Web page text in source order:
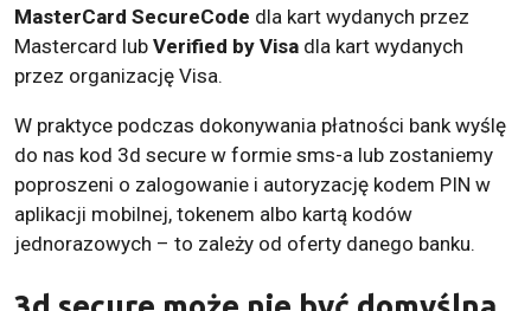
MasterCard SecureCode dla kart wydanych przez
Mastercard lub Verified by Visa dla kart wydanych
przez organizację Visa.
W praktyce podczas dokonywania płatności bank wyślę
do nas kod 3d secure w formie sms-a lub zostaniemy
poproszeni o zalogowanie i autoryzację kodem PIN w
aplikacji mobilnej, tokenem albo kartą kodów
jednorazowych – to zależy od oferty danego banku.